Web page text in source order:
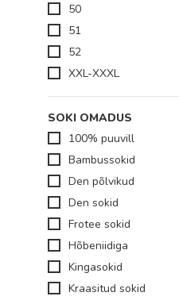
50
51
52
XXL-XXXL
SOKI OMADUS
100% puuvill
Bambussokid
Den põlvikud
Den sokid
Frotee sokid
Hõbeniidiga
Kingasokid
Kraasitud sokid